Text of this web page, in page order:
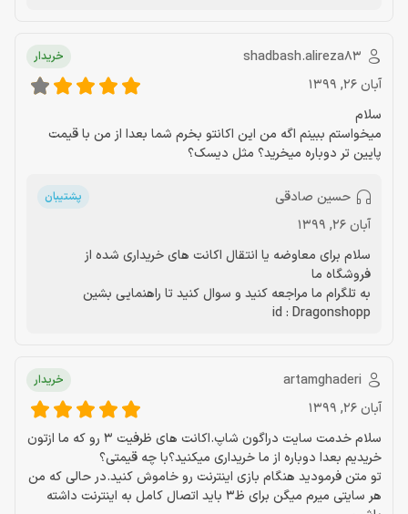
shadbash.alireza83 خریدار
آبان 26, 1399
سلام
میخواستم ببینم اگه من این اکانتو بخرم شما بعدا از من با قیمت
پایین تر دوباره میخرید؟ مثل دیسک؟
حسین صادقی پشتیبان
آبان 26, 1399
سلام برای معاوضه یا انتقال اکانت های خریداری شده از
فروشگاه ما
به تلگرام ما مراجعه کنید و سوال کنید تا راهنمایی بشین
id : Dragonshopp
artamghaderi خریدار
آبان 26, 1399
سلام خدمت سایت دراگون شاپ.اکانت های ظرفیت 3 رو که ما ازتون
خریدیم بعدا دوباره از ما خریداری میکنید؟با چه قیمتی؟
تو متن فرمودید هنگام بازی اینترنت رو خاموش کنید.در حالی که من
هر سایتی میرم میگن برای ظ3 باید اتصال کامل به اینترنت داشته